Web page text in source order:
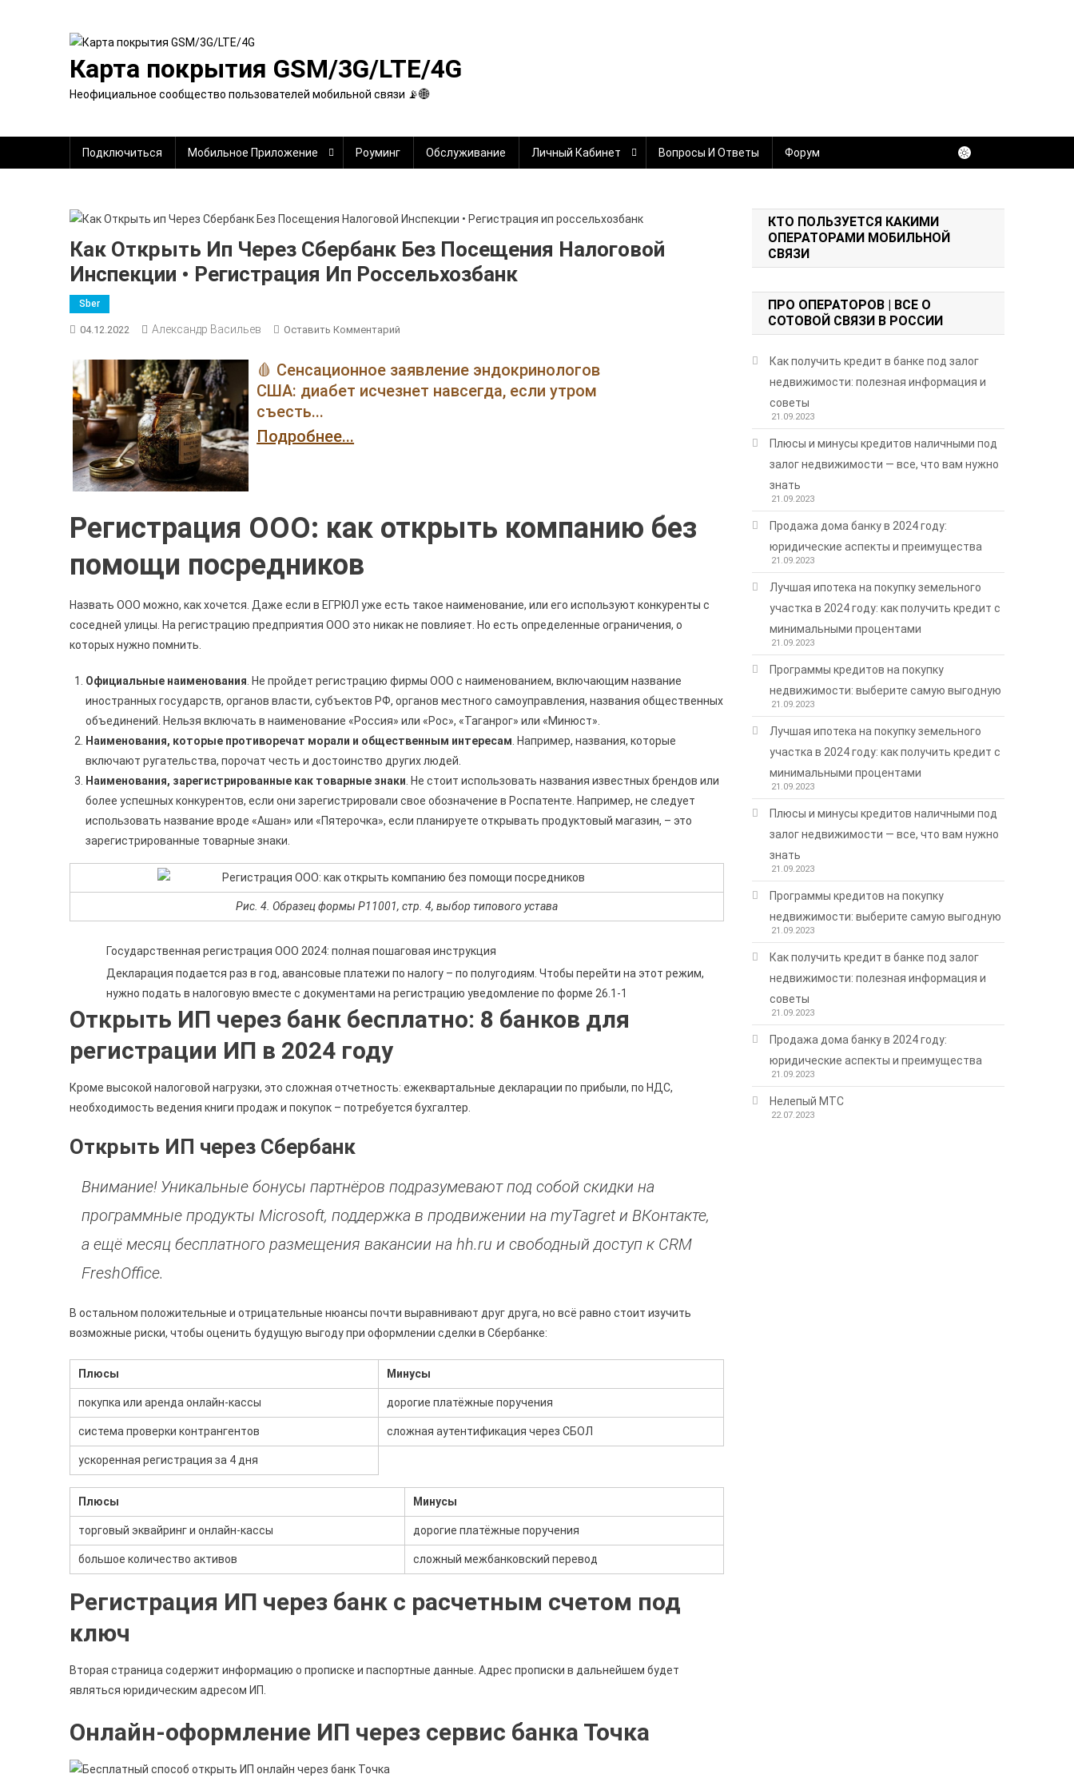
содержимому
Карта покрытия GSM/3G/LTE/4G
Неофициальное сообщество пользователей мобильной связи 📡🌐
Подключиться Мобильное Приложение Роуминг Обслуживание Личный Кабинет Вопросы И Ответы Форум
Как Открыть Ип Через Сбербанк Без Посещения Налоговой
Инспекции • Регистрация Ип Россельхозбанк
Sber
04.12.2022 Александр Васильев Оставить Комментарий
Открыть
Регистрация
🩸 Сенсационное заявление эндокринологов
США: диабет исчезнет навсегда, если утром
съесть...
Подробнее...
Регистрация ООО: как открыть компанию без
помощи посредников
Назвать ООО можно, как хочется. Даже если в ЕГРЮЛ уже есть такое наименование, или его используют конкуренты с
соседней улицы. На регистрацию предприятия ООО это никак не повлияет. Но есть определенные ограничения, о
которых нужно помнить.
Официальные наименования . Не пройдет регистрацию фирмы ООО с наименованием, включающим название
иностранных государств, органов власти, субъектов РФ, органов местного самоуправления, названия общественных
объединений. Нельзя включать в наименование «Россия» или «Рос», «Таганрог» или «Минюст».
Наименования, которые противоречат морали и общественным интересам . Например, названия, которые
включают ругательства, порочат честь и достоинство других людей.
Наименования, зарегистрированные как товарные знаки . Не стоит использовать названия известных брендов или
более успешных конкурентов, если они зарегистрировали свое обозначение в Роспатенте. Например, не следует
использовать название вроде «Ашан» или «Пятерочка», если планируете открывать продуктовый магазин, – это
зарегистрированные товарные знаки.
Рис. 4. Образец формы Р11001, стр. 4, выбор типового устава
Государственная регистрация ООО 2024: полная пошаговая инструкция
Декларация подается раз в год, авансовые платежи по налогу – по полугодиям. Чтобы перейти на этот режим,
нужно подать в налоговую вместе с документами на регистрацию уведомление по форме 26.1-1
Открыть ИП через банк бесплатно: 8 банков для
регистрации ИП в 2024 году
Кроме высокой налоговой нагрузки, это сложная отчетность: ежеквартальные декларации по прибыли, по НДС,
необходимость ведения книги продаж и покупок – потребуется бухгалтер.
Открыть ИП через Сбербанк
Внимание! Уникальные бонусы партнёров подразумевают под собой скидки на
программные продукты Microsoft, поддержка в продвижении на myTagret и ВКонтакте,
а ещё месяц бесплатного размещения вакансии на hh.ru и свободный доступ к CRM
FreshOffice.
В остальном положительные и отрицательные нюансы почти выравнивают друг друга, но всё равно стоит изучить
возможные риски, чтобы оценить будущую выгоду при оформлении сделки в Сбербанке:
Плюсы Минусы
покупка или аренда онлайн-кассы дорогие платёжные поручения
система проверки контрангентов сложная аутентификация через СБОЛ
ускоренная регистрация за 4 дня
Плюсы Минусы
торговый эквайринг и онлайн-кассы дорогие платёжные поручения
большое количество активов сложный межбанковский перевод
Регистрация ИП через банк с расчетным счетом под
ключ
Вторая страница содержит информацию о прописке и паспортные данные. Адрес прописки в дальнейшем будет
являться юридическим адресом ИП.
Онлайн-оформление ИП через сервис банка Точка
КТО ПОЛЬЗУЕТСЯ КАКИМИ
ОПЕРАТОРАМИ МОБИЛЬНОЙ
СВЯЗИ
ПРО ОПЕРАТОРОВ | ВСЕ О
СОТОВОЙ СВЯЗИ В РОССИИ
Как получить кредит в банке под залог
недвижимости: полезная информация и
советы
21.09.2023
Плюсы и минусы кредитов наличными под
залог недвижимости — все, что вам нужно
знать
21.09.2023
Продажа дома банку в 2024 году:
юридические аспекты и преимущества
21.09.2023
Лучшая ипотека на покупку земельного
участка в 2024 году: как получить кредит с
минимальными процентами
21.09.2023
Программы кредитов на покупку
недвижимости: выберите самую выгодную
21.09.2023
Лучшая ипотека на покупку земельного
участка в 2024 году: как получить кредит с
минимальными процентами
21.09.2023
Плюсы и минусы кредитов наличными под
залог недвижимости — все, что вам нужно
знать
21.09.2023
Программы кредитов на покупку
недвижимости: выберите самую выгодную
21.09.2023
Как получить кредит в банке под залог
недвижимости: полезная информация и
советы
21.09.2023
Продажа дома банку в 2024 году:
юридические аспекты и преимущества
21.09.2023
Нелепый МТС
22.07.2023